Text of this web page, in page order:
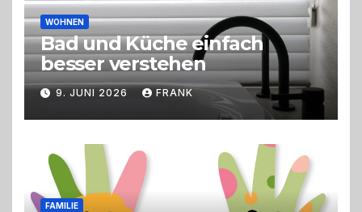
WOHNEN
Bad und Küche einfach
besser verstehen
9. JUNI 2026 FRANK
FAMILIE